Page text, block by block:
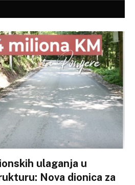
ulaganja u
Nova dionica za